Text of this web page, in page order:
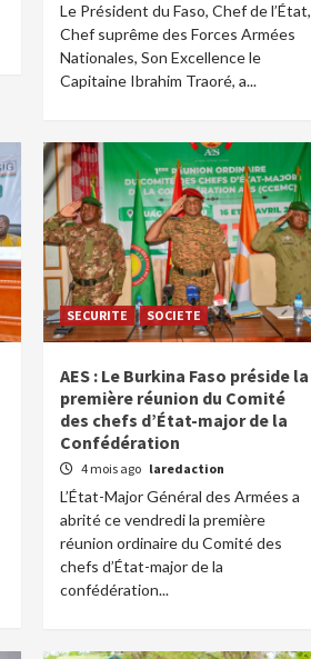
Le Président du Faso, Chef de l’État,
Chef suprême des Forces Armées
Nationales, Son Excellence le
Capitaine Ibrahim Traoré, a...
SECURITE SOCIETE
AES : Le Burkina Faso préside la
première réunion du Comité
des chefs d’État-major de la
Confédération
4 mois ago laredaction
L’État-Major Général des Armées a
abrité ce vendredi la première
réunion ordinaire du Comité des
chefs d’État-major de la
confédération...